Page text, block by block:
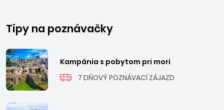
Tipy na poznávačky
Kampánia s pobytom pri mori
7 DŇOVÝ POZNÁVACÍ ZÁJAZD